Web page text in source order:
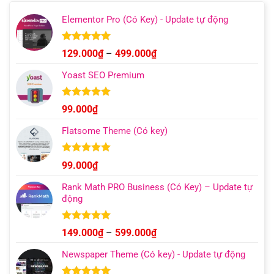
Elementor Pro (Có Key) - Update tự động
Được xếp
hạng 4.93
5 sao
129.000₫ – 499.000₫Khoảng
Yoast SEO Premium
Được xếp
hạng 4.96
5 sao
99.000₫
Flatsome Theme (Có key)
Được xếp
hạng4.95
5 sao
99.000₫
Rank Math PRO Business (Có Key) – Update tự
động
Được xếp
hạng 5.00
5 sao
149.000₫ – 599.000₫Khoảng
từ
Newspaper Theme (Có key) - Update tự động